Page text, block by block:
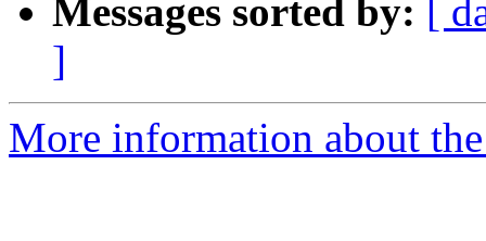
Messages sorted by: [
]
More information about